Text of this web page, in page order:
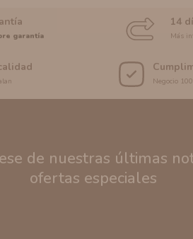
garantía
14
Más
Negocio
de nuestras últimas
ofertas especiales